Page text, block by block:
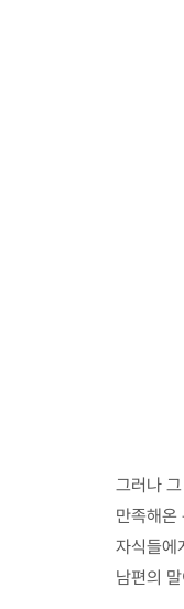
그러나
만족해온
자식들에
남편의